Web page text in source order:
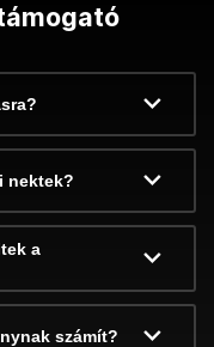
nektek?
a
számít?